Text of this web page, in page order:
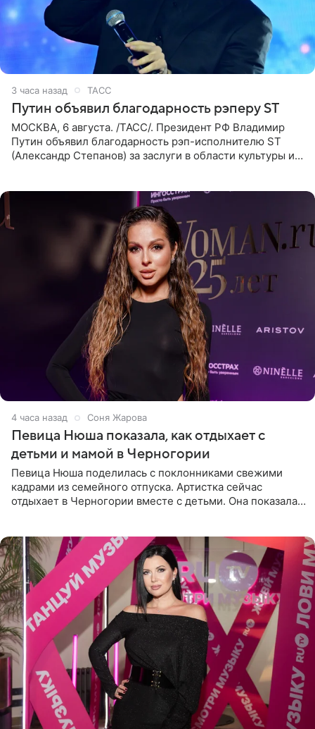
3 часа назад ТАСС
Путин объявил благодарность рэперу ST
МОСКВА, 6 августа. /ТАСС/. Президент РФ Владимир
Путин объявил благодарность рэп-исполнителю ST
(Александр Степанов) за заслуги в области культуры и
4 часа назад Соня Жарова
Певица Нюша показала, как отдыхает с
детьми и мамой в Черногории
Певица Нюша поделилась с поклонниками свежими
кадрами из семейного отпуска. Артистка сейчас
отдыхает в Черногории вместе с детьми. Она показала,